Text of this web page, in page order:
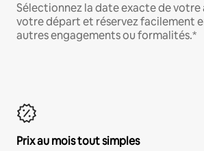
Sélectionnez la date exacte de votre
votre départ et réservez facilement
autres engagements ou formalités.*
Prix au mois tout simples